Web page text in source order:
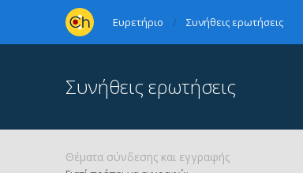
Ευρετήριο Συνήθεις ερωτήσεις
Συνήθεις ερωτήσεις
Θέματα σύνδεσης και εγγραφής